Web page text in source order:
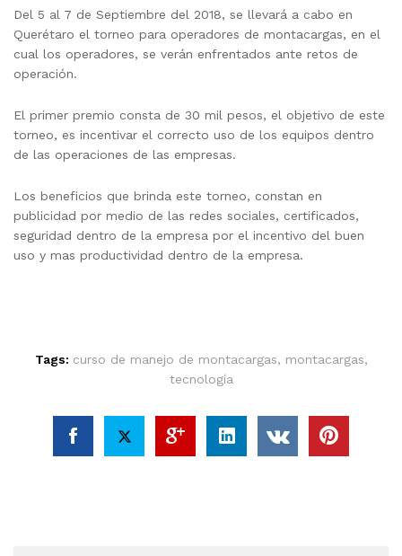
Del 5 al 7 de Septiembre del 2018, se llevará a cabo en
Querétaro el torneo para operadores de montacargas, en el
cual los operadores, se verán enfrentados ante retos de
operación.
El primer premio consta de 30 mil pesos, el objetivo de este
torneo, es incentivar el correcto uso de los equipos dentro
de las operaciones de las empresas.
Los beneficios que brinda este torneo, constan en
publicidad por medio de las redes sociales, certificados,
seguridad dentro de la empresa por el incentivo del buen
uso y mas productividad dentro de la empresa.
Tags: curso de manejo de montacargas, montacargas,
tecnología